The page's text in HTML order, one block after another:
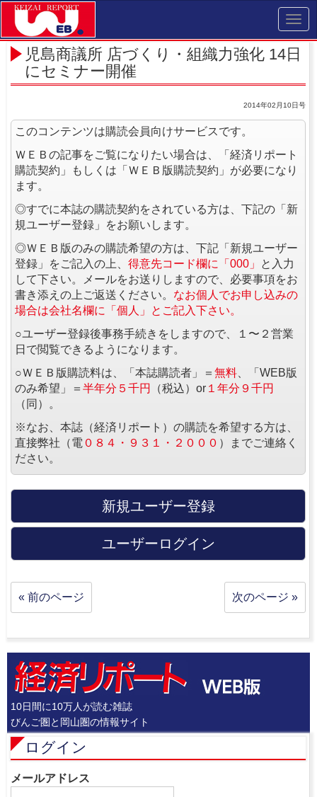
児島商議所 店づくり・組織力強化 14日
にセミナー開催
2014年02月10日号
このコンテンツは購読会員向けサービスです。
ＷＥＢの記事をご覧になりたい場合は、「経済リポート
購読契約」もしくは「ＷＥＢ版購読契約」が必要になり
ます。
◎すでに本誌の購読契約をされている方は、下記の「新
規ユーザー登録」をお願いします。
◎ＷＥＢ版のみの購読希望の方は、下記「新規ユーザー
登録」をご記入の上、 得意先コード欄に「000」
と入力
して下さい。メールをお送りしますので、必要事項をお
書き添えの上ご返送ください。 なお個人でお申し込みの
場合は会社名欄に「個人」とご記入下さい。
○ユーザー登録後事務手続きをしますので、１〜２営業
日で閲覧できるようになります。
○ＷＥＢ版購読料は、「本誌購読者」＝ 無料 、「WEB版
のみ希望」＝ 半年分５千円 （税込）or １年分９千円
（同）。
※なお、本誌（経済リポート）の購読を希望する方は、
直接弊社（電 ０８４・９３１・２０００ ）までご連絡く
ださい。
新規ユーザー登録
ユーザーログイン
« 前のページ 次のページ »
10日間に10万人が読む雑誌
びんご圏と岡山圏の情報サイト
ログイン
メールアドレス